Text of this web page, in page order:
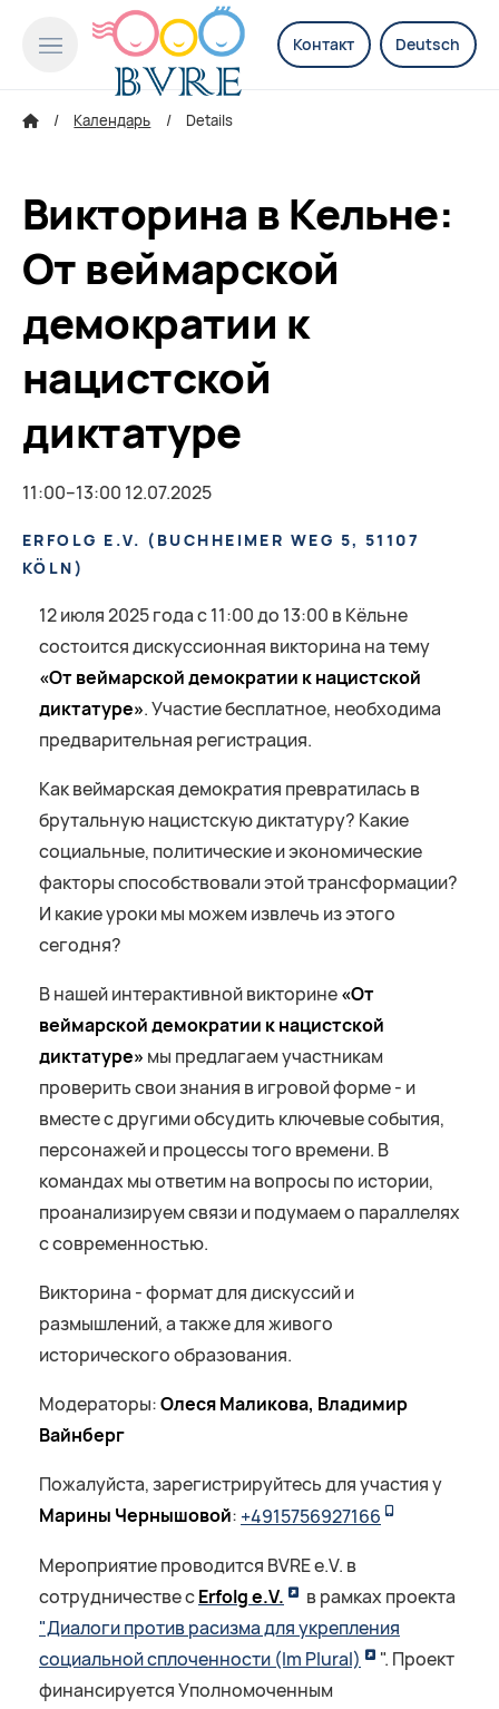
Контакт Deutsch
Календарь Details
Викторина в Кельне:
От веймарской
демократии к
нацистской
диктатуре
11:00–13:00 12.07.2025
ERFOLG E.V. ( BUCHHEIMER WEG 5, 51107
KÖLN)
12 июля 2025 года с 11:00 до 13:00 в Кёльне
состоится дискуссионная викторина на тему
«От веймарской демократии к нацистской
диктатуре». Участие бесплатное, необходима
предварительная регистрация.
Как веймарская демократия превратилась в
брутальную нацистскую диктатуру? Какие
социальные, политические и экономические
факторы способствовали этой трансформации?
И какие уроки мы можем извлечь из этого
сегодня?
В нашей интерактивной викторине«От
веймарской демократии к нацистской
диктатуре» мы предлагаем участникам
проверить свои знания в игровой форме - и
вместе с другими обсудить ключевые события,
персонажей и процессы того времени. В
командах мы ответим на вопросы по истории,
проанализируем связи и подумаем о параллелях
с современностью.
Викторина - формат для дискуссий и
размышлений, а также для живого
исторического образования.
Модераторы:Олеся Маликова, Владимир
Вайнберг
Пожалуйста, зарегистрируйтесь для участия у
Марины Чернышовой: +4915756927166
Мероприятие проводится BVRE e.V. в
сотрудничестве сErfolg e.V.
в рамках проекта
"Диалоги против расизма для укрепления
социальной сплоченности (Im Plural)
". Проект
финансируется Уполномоченным